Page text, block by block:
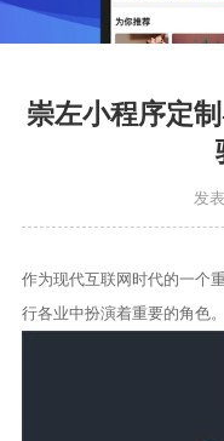
崇左小程序定
发
作为现代互联网时代的一个
行各业中扮演着重要的角色。